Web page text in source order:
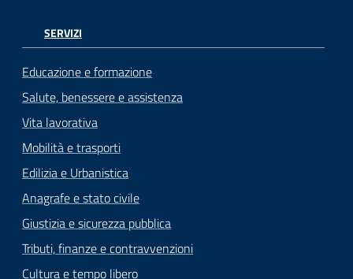
SERVIZI
Educazione e formazione
Salute, benessere e assistenza
Vita lavorativa
Mobilità e trasporti
Edilizia e Urbanistica
Anagrafe e stato civile
Giustizia e sicurezza pubblica
Tributi, finanze e contravvenzioni
Cultura e tempo libero